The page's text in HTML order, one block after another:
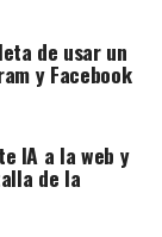
de usar un
y Facebook
IA a la web y
de la